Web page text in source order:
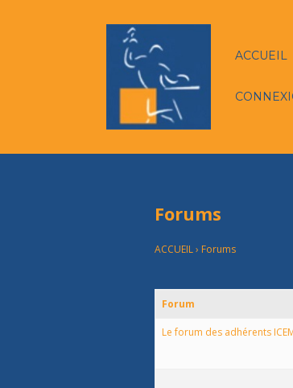
ACCUEIL
Forums
ACCUEIL› Forums
Forum
Le forum des adhérents